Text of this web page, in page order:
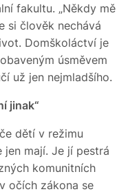
fakultu. „Někdy mě
si člověk nechává
Domškoláctví je
úsměvem
už jen nejmladšího.
jinak“
dětí v režimu
jen mají. Je jí pestrá
komunitních
očích zákona se